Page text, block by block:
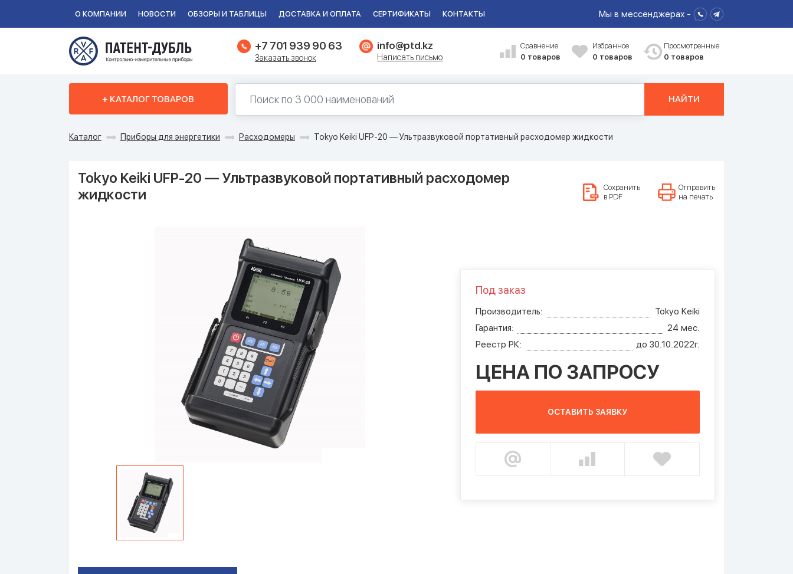
О КОМПАНИИ НОВОСТИ ОБЗОРЫ И ТАБЛИЦЫ ДОСТАВКА И ОПЛАТА СЕРТИФИКАТЫ КОНТАКТЫ Мы в мессенджерах -
+7 701 939 90 63
Заказать звонок
info@ptd.kz
Написать письмо
Сравнение
0 товаров
Избранное
0 товаров
Просмотренные
0 товаров
+ КАТАЛОГ ТОВАРОВ НАЙТИ
Каталог Приборы для энергетики Расходомеры Tokyo Keiki UFP-20 — Ультразвуковой портативный расходомер жидкости
Tokyo Keiki UFP-20 — Ультразвуковой портативный расходомер
жидкости
Сохранить
в PDF
Отправить
на печать
Под заказ
Производитель:
Tokyo Keiki
Гарантия:
24 мес.
Реестр РК:
до 30.10.2022г.
ЦЕНА ПО ЗАПРОСУ
ОСТАВИТЬ ЗАЯВКУ